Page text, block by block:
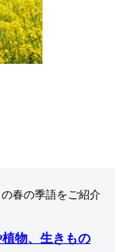
春の季語をご紹介
植物、生きもの